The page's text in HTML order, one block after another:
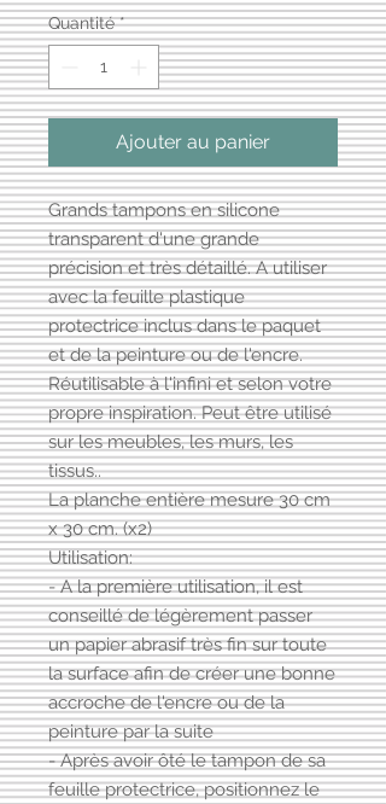
Quantité *
Ajouter au panier
Grands tampons en silicone
transparent d'une grande
précision et très détaillé. A utiliser
avec la feuille plastique
protectrice inclus dans le paquet
et de la peinture ou de l'encre.
Réutilisable à l'infini et selon votre
propre inspiration. Peut être utilisé
sur les meubles, les murs, les
tissus..
La planche entière mesure 30 cm
x 30 cm. (x2)
Utilisation:
- A la première utilisation, il est
conseillé de légèrement passer
un papier abrasif très fin sur toute
la surface afin de créer une bonne
accroche de l'encre ou de la
peinture par la suite
- Après avoir ôté le tampon de sa
feuille protectrice, positionnez le